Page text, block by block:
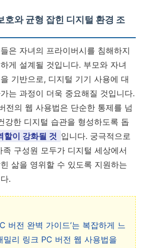
호와 균형 잡힌 디지털 환경 조
은 자녀의 프라이버시를 침해하지
게 설계될 것입니다. 부모와 자녀
기반으로, 디지털 기기 사용에 대
는 과정이 더욱 중요해질 것입니다.
전의 웹 사용법은 단순한 통제를 넘
강한 디지털 습관을 형성하도록 돕
할이 강화될 것 입니다. 궁극적으로
구성원 모두가 디지털 세상에서
삶을 영위할 수 있도록 지원하는
.
버전 완벽 가이드’는 복잡하게 느
밀리 링크 PC 버전 웹 사용법을